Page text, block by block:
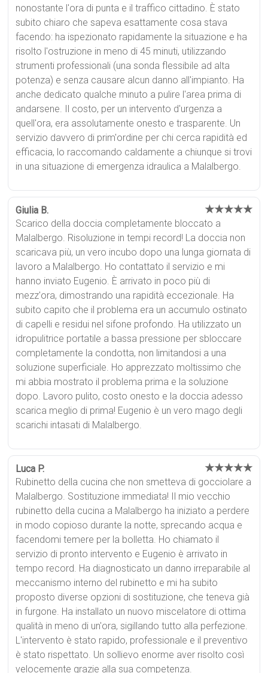
nonostante l'ora di punta e il traffico cittadino. È stato
subito chiaro che sapeva esattamente cosa stava
facendo: ha ispezionato rapidamente la situazione e ha
risolto l'ostruzione in meno di 45 minuti, utilizzando
strumenti professionali (una sonda flessibile ad alta
potenza) e senza causare alcun danno all'impianto. Ha
anche dedicato qualche minuto a pulire l'area prima di
andarsene. Il costo, per un intervento d'urgenza a
quell'ora, era assolutamente onesto e trasparente. Un
servizio davvero di prim'ordine per chi cerca rapidità ed
efficacia, lo raccomando caldamente a chiunque si trovi
in una situazione di emergenza idraulica a Malalbergo.
Giulia B. ★★★★★
Scarico della doccia completamente bloccato a
Malalbergo. Risoluzione in tempi record! La doccia non
scaricava più, un vero incubo dopo una lunga giornata di
lavoro a Malalbergo. Ho contattato il servizio e mi
hanno inviato Eugenio. È arrivato in poco più di
mezz'ora, dimostrando una rapidità eccezionale. Ha
subito capito che il problema era un accumulo ostinato
di capelli e residui nel sifone profondo. Ha utilizzato un
idropulitrice portatile a bassa pressione per sbloccare
completamente la condotta, non limitandosi a una
soluzione superficiale. Ho apprezzato moltissimo che
mi abbia mostrato il problema prima e la soluzione
dopo. Lavoro pulito, costo onesto e la doccia adesso
scarica meglio di prima! Eugenio è un vero mago degli
scarichi intasati di Malalbergo.
Luca P. ★★★★★
Rubinetto della cucina che non smetteva di gocciolare a
Malalbergo. Sostituzione immediata! Il mio vecchio
rubinetto della cucina a Malalbergo ha iniziato a perdere
in modo copioso durante la notte, sprecando acqua e
facendomi temere per la bolletta. Ho chiamato il
servizio di pronto intervento e Eugenio è arrivato in
tempo record. Ha diagnosticato un danno irreparabile al
meccanismo interno del rubinetto e mi ha subito
proposto diverse opzioni di sostituzione, che teneva già
in furgone. Ha installato un nuovo miscelatore di ottima
qualità in meno di un'ora, sigillando tutto alla perfezione.
L'intervento è stato rapido, professionale e il preventivo
è stato rispettato. Un sollievo enorme aver risolto così
velocemente grazie alla sua competenza.